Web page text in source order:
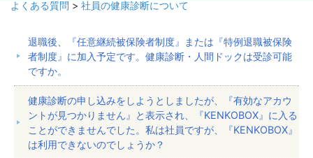
よくある質問 > 社員の健康診断について
退職後、『任意継続被保険者制度』または『特例退職被保険
者制度』に加入予定です。健康診断・人間ドックは受診可能
ですか。
健康診断の申し込みをしようとしましたが、『有効なアカウ
ントが見つかりません』と表示され、『KENKOBOX』に入る
ことができませんでした。私は社員ですが、『KENKOBOX』
は利用できないのでしょうか？